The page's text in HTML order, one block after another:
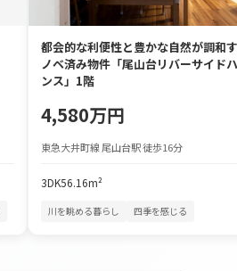
都会的な利便性と豊かな自然が調和
ノベ済み物件「尾山台リバーサイド
ンス」1階
4,580万円
東急大井町線 尾山台駅 徒歩16分
3DK56.16m²
川を眺める暮らし 四季を感じる